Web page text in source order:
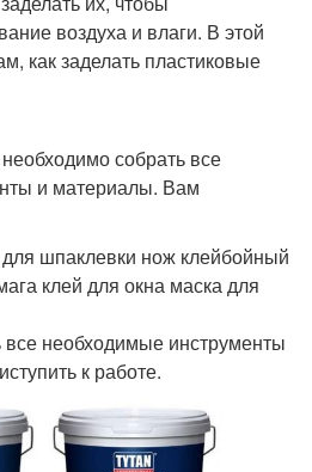
воздуха и влаги. В этой
как заделать пластиковые
собрать все
и материалы. Вам
шпаклевки нож клейбойный
клей для окна маска для
все необходимые инструменты
к работе.